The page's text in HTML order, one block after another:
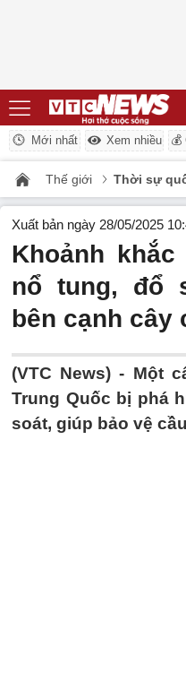
Mới nhất Xem nhiều 💰
Thế giới Thời sự
Xuất bản ngày 28/05/2025
Khoảnh
nổ tung, đổ
bên cạnh cây
(VTC News) - Một
Trung Quốc bị phá
soát, giúp bảo vệ